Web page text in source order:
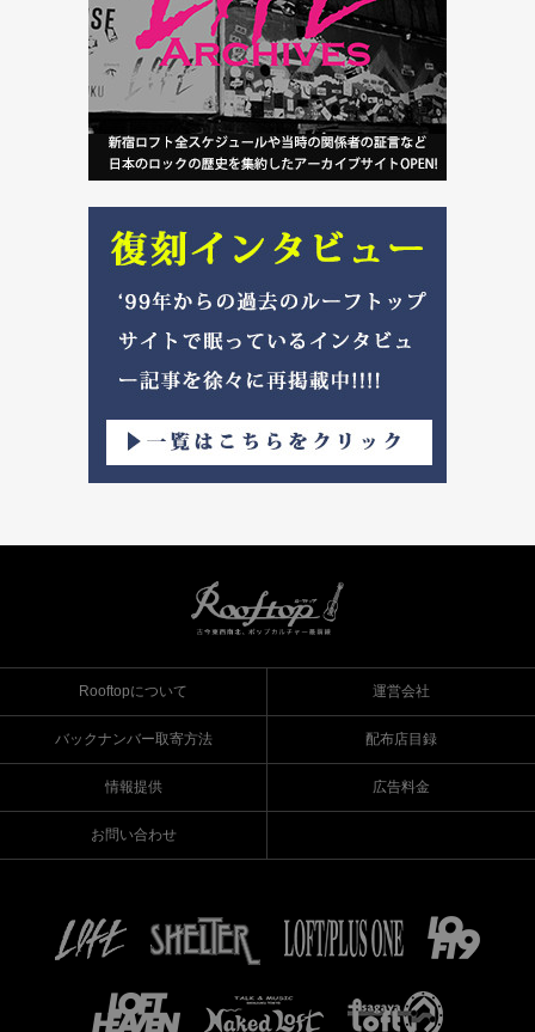
Rooftopについて 運営会社
バックナンバー取寄方法 配布店目録
情報提供 広告料金
お問い合わせ